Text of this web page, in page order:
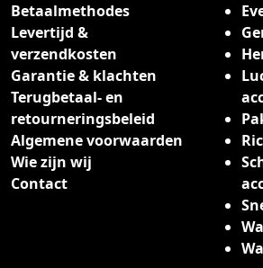
Betaalmethodes
Levertijd &
verzendkosten
Garantie & klachten
Terugbetaal- en
retourneringsbeleid
Algemene voorwaarden
Wie zijn wij
Contact